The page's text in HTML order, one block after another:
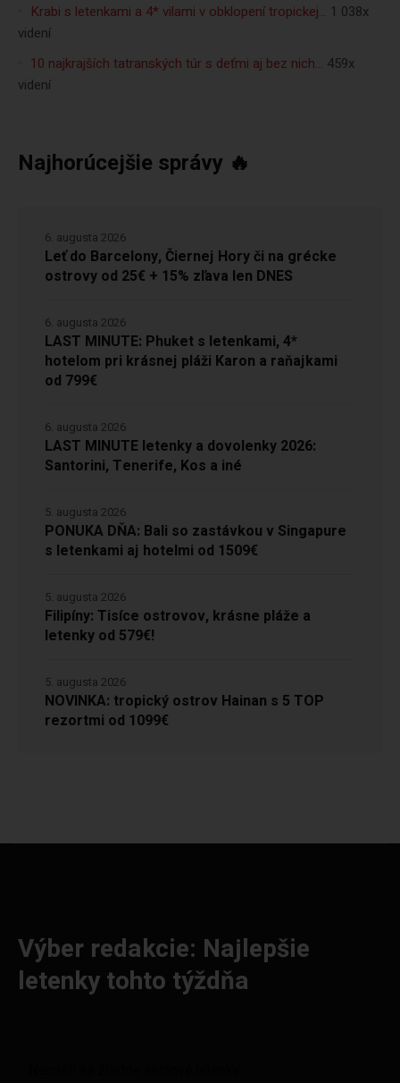
Krabi s letenkami a 4* vilami v obklopení tropickej… 1 038x
videní
10 najkrajších tatranských túr s deťmi aj bez nich… 459x
videní
Najhorúcejšie správy 🔥
Leť do Barcelony, Čiernej Hory či na grécke
ostrovy od 25€ + 15% zľava len DNES
6. augusta 2026
LAST MINUTE: Phuket s letenkami, 4*
hotelom pri krásnej pláži Karon a raňajkami
od 799€
6. augusta 2026
LAST MINUTE letenky a dovolenky 2026:
Santorini, Tenerife, Kos a iné
6. augusta 2026
PONUKA DŇA: Bali so zastávkou v Singapure
s letenkami aj hotelmi od 1509€
5. augusta 2026
Filipíny: Tisíce ostrovov, krásne pláže a
letenky od 579€!
5. augusta 2026
NOVINKA: tropický ostrov Hainan s 5 TOP
rezortmi od 1099€
5. augusta 2026
Výber redakcie: Najlepšie
letenky tohto týždňa